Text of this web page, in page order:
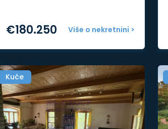
Više o nekretnini >
€180.250
Kuće